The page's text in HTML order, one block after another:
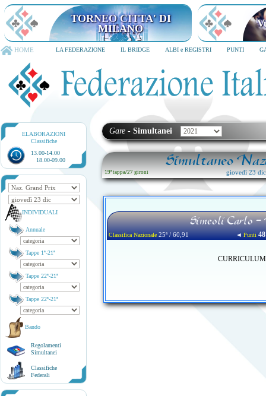
TORNEO CITTA' DI MILANO
6-8 dicembre 2026
HOME LA FEDERAZIONE IL BRIDGE ALBI e REGISTRI PUNTI
ELABORAZIONI
Classifiche
13.00-14.00
18.00-09.00
INDIVIDUALI
Annuale
Tappe 1ª-21ª
Tappe 22ª-21ª
Tappe 22ª-21ª
Bando
Regolamenti
Simultanei
Classifiche
Federali
Gare - Simultanei
Simultaneo
19ª tappa/27 gironi giovedì 23
Simeoli Carlo
Classifica Nazionale25ª / 60,91 ◄Punti 48
CURRICULUM